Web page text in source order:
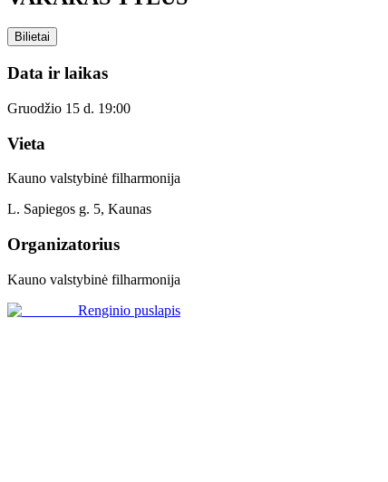
Bilietai
Data ir laikas
Gruodžio 15 d. 19:00
Vieta
Kauno valstybinė filharmonija
L. Sapiegos g. 5, Kaunas
Organizatorius
Kauno valstybinė filharmonija
Renginio puslapis